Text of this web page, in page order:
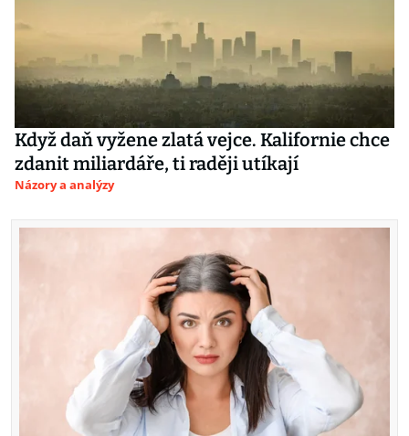
Když daň vyžene zlatá vejce. Kalifornie chce
zdanit miliardáře, ti raději utíkají
Názory a analýzy